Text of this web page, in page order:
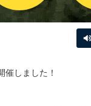
催しました！